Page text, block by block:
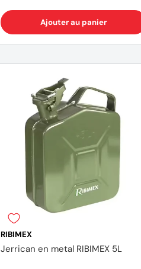
Ajouter au panier
RIBIMEX
Jerrican en metal RIBIMEX 5L